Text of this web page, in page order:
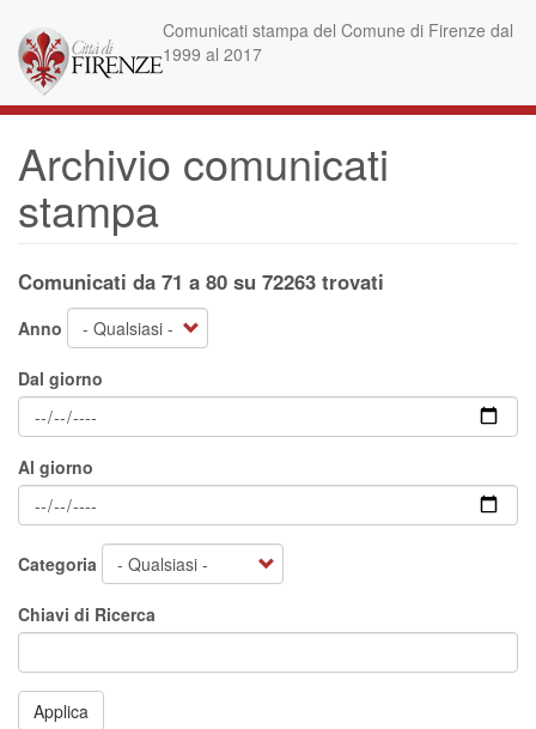
contenuto
principale
Comunicati stampa del Comune di Firenze dal
1999 al 2017
Archivio comunicati
stampa
Comunicati da 71 a 80 su 72263 trovati
Anno
Dal giorno
Al giorno
Categoria
Chiavi di Ricerca
Applica